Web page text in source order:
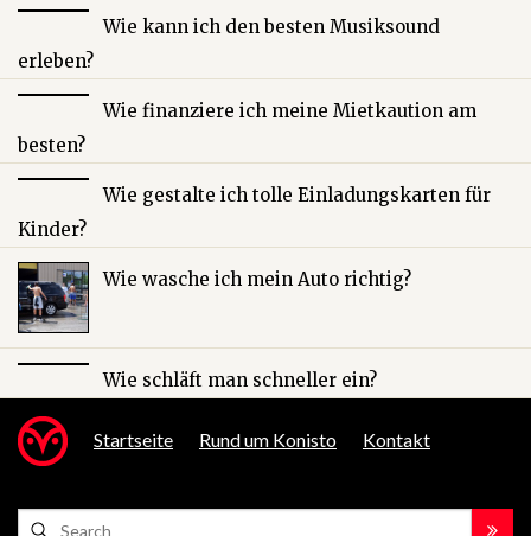
Wie kann ich den besten Musiksound
erleben?
Wie finanziere ich meine Mietkaution am
besten?
Wie gestalte ich tolle Einladungskarten für
Kinder?
Wie wasche ich mein Auto richtig?
Wie schläft man schneller ein?
Startseite Rund um Konisto Kontakt